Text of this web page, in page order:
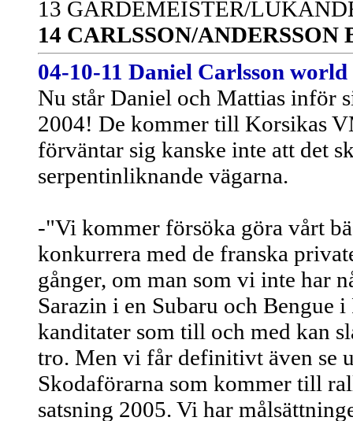
13 GARDEMEISTER/
14 CARLSSON/ANDERSSON
04-10-11 Daniel Carlsson
Nu står Daniel och Mattias inför
2004! De kommer till Korsikas
förväntar sig kanske inte att det
serpentinliknande vägarna.
-"Vi kommer försöka göra vårt
konkurrera med de franska
gånger, om man som vi inte har
Sarazin i en Subaru och Bengue
kanditater som till och med kan
tro. Men vi får definitivt även se
Skodaförarna som kommer till
satsning 2005. Vi har